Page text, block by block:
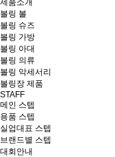
제품소개
볼링 볼
볼링 슈즈
볼링 가방
볼링 아대
볼링 의류
볼링 악세서리
볼링장 제품
STAFF
메인 스텝
용품 스텝
실업대표 스텝
브랜드별 스텝
대회안내